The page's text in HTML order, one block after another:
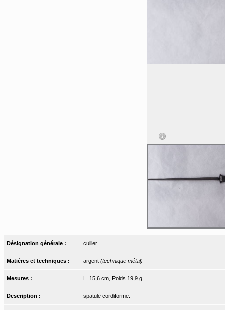
Désignation générale : cuiller
Matières et techniques : argent (technique métal)
Mesures : L. 15,6 cm, Poids 19,9 g
Description : spatule cordiforme.